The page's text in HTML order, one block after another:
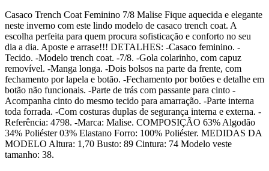
Casaco Trench Coat Feminino 7/8 Malise Fique aquecida e elegante
neste inverno com este lindo modelo de casaco trench coat. A
escolha perfeita para quem procura sofisticação e conforto no seu
dia a dia. Aposte e arrase!!! DETALHES: -Casaco feminino. -
Tecido. -Modelo trench coat. -7/8. -Gola colarinho, com capuz
removível. -Manga longa. -Dois bolsos na parte da frente, com
fechamento por lapela e botão. -Fechamento por botões e detalhe em
botão não funcionais. -Parte de trás com passante para cinto -
Acompanha cinto do mesmo tecido para amarração. -Parte interna
toda forrada. -Com costuras duplas de segurança interna e externa. -
Referência: 4798. -Marca: Malise. COMPOSIÇÃO 63% Algodão
34% Poliéster 03% Elastano Forro: 100% Poliéster. MEDIDAS DA
MODELO Altura: 1,70 Busto: 89 Cintura: 74 Modelo veste
tamanho: 38.